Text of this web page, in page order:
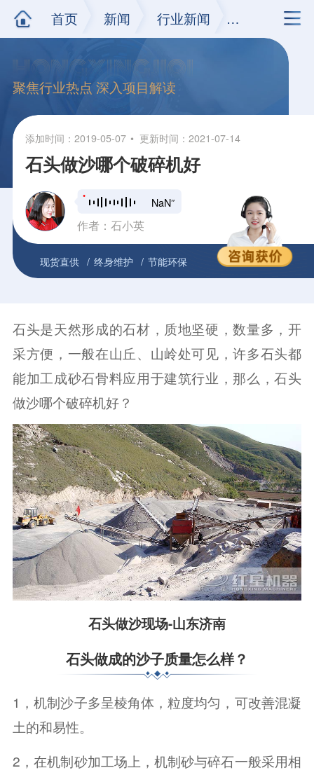
首页 新闻 行业新闻 正文
聚焦行业热点 深入项目解读
添加时间：2019-05-07 更新时间：2021-07-14
石头做沙哪个破碎机好
NaN″
作者：石小英
现货直供 终身维护 节能环保
石头是天然形成的石材，质地坚硬，数量多，开
采方便，一般在山丘、山岭处可见，许多石头都
能加工成砂石骨料应用于建筑行业，那么，石头
做沙哪个破碎机好？
石头做沙现场-山东济南
石头做成的沙子质量怎么样？
1，机制沙子多呈棱角体，粒度均匀，可改善混凝
土的和易性。
2，在机制砂加工场上，机制砂与碎石一般采用相